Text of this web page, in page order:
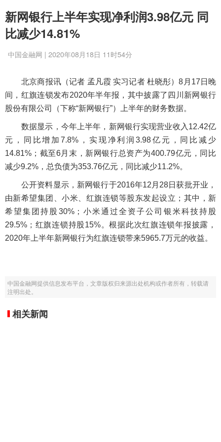
新网银行上半年实现净利润3.98亿元 同
比减少14.81%
中国金融网 | 2020年08月18日 11时54分
北京商报讯（记者 孟凡霞 实习记者 杜晓彤）8月17日晚
间，红旗连锁发布2020年半年报，其中披露了四川新网银行
股份有限公司（下称“新网银行”）上半年的财务数据。
数据显示，今年上半年，新网银行实现营业收入12.42亿
元，同比增加7.8%，实现净利润3.98亿元，同比减少
14.81%；截至6月末，新网银行总资产为400.79亿元，同比
减少9.2%，总负债为353.76亿元，同比减少11.2%。
公开资料显示，新网银行于2016年12月28日获批开业，
由新希望集团、小米、红旗连锁等股东发起设立；其中，新
希望集团持股30%；小米通过全资子公司银米科技持股
29.5%；红旗连锁持股15%。根据此次红旗连锁年报披露，
2020年上半年新网银行为红旗连锁带来5965.7万元的收益。
中国金融网提供信息发布平台，文章版权归来源出处机构或作者所有，转载请
注明出处。
相关新闻